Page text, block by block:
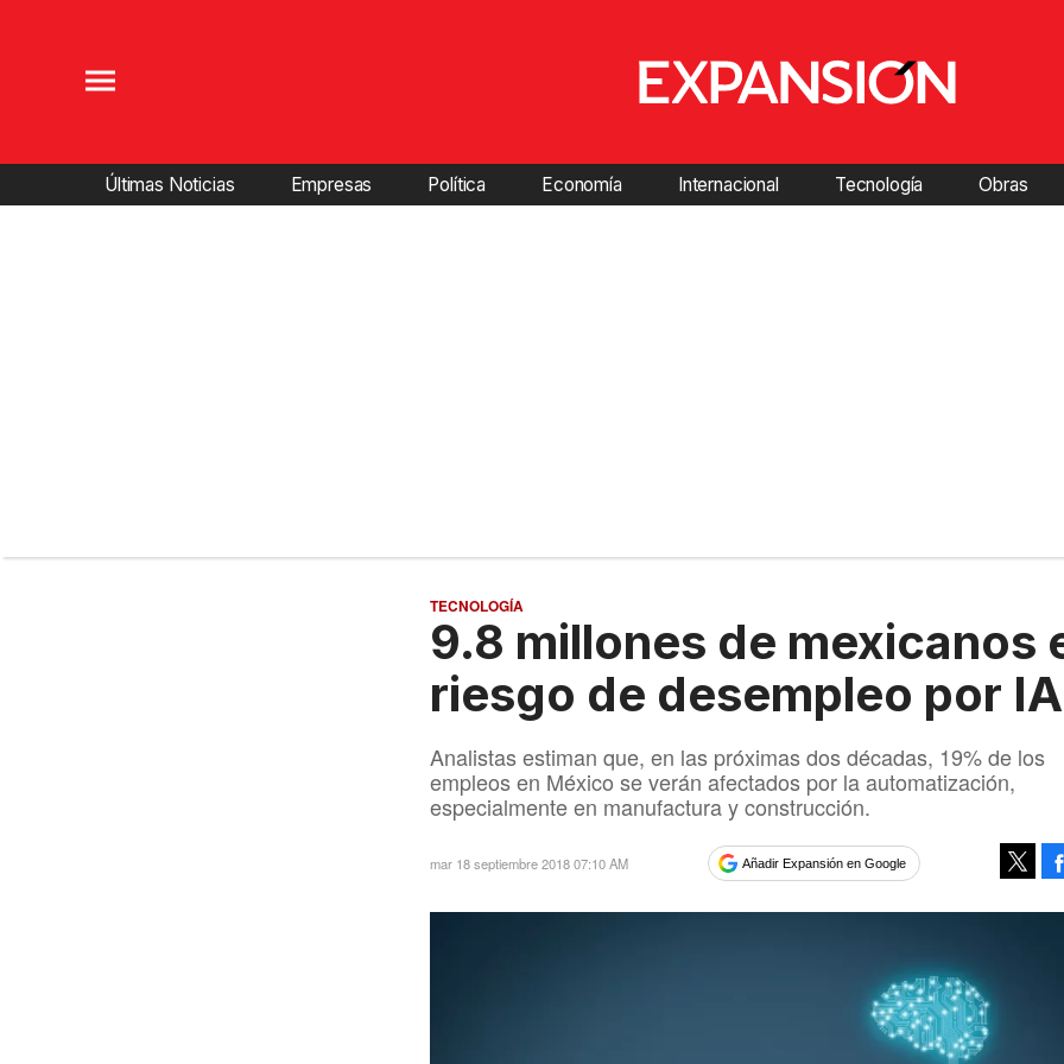
Últimas Noticias Empresas Política Economía Internacional Tecnología Obras
TECNOLOGÍA
9.8 millones de mexicanos
riesgo de desempleo por IA
Analistas estiman que, en las próximas dos décadas, 19% de los
empleos en México se verán afectados por la automatización,
especialmente en manufactura y construcción.
mar 18 septiembre 2018 07:10 AM Añadir Expansión en Google